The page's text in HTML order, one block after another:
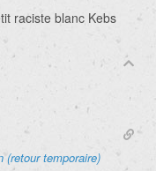
raciste blanc Kebs
(retour temporaire)